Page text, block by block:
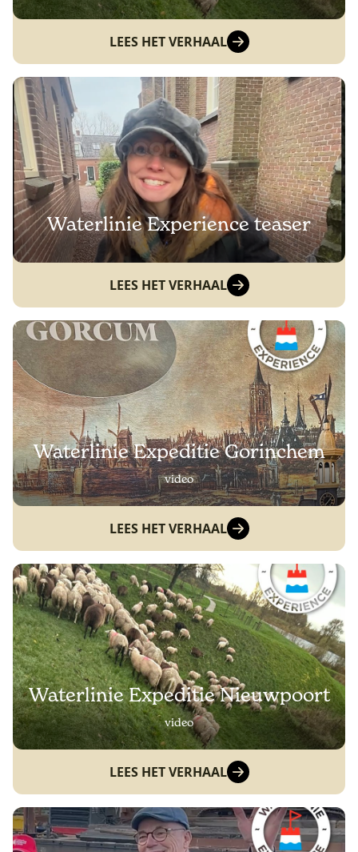
LEES HET VERHAAL
Waterlinie Experience teaser
LEES HET VERHAAL
Waterlinie Expeditie Gorinchem
video
LEES HET VERHAAL
Waterlinie Expeditie Nieuwpoort
video
LEES HET VERHAAL